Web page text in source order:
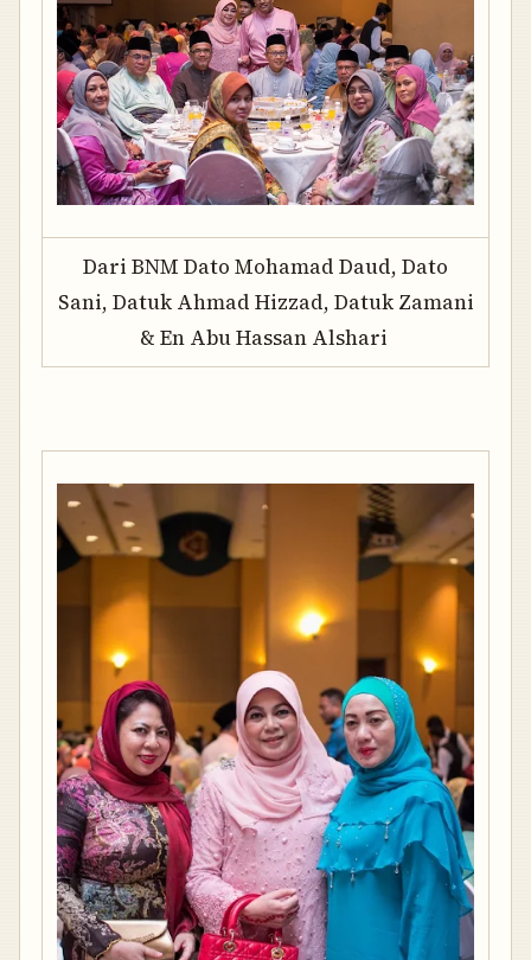
Dari BNM Dato Mohamad Daud, Dato
Sani, Datuk Ahmad Hizzad, Datuk Zamani
& En Abu Hassan Alshari